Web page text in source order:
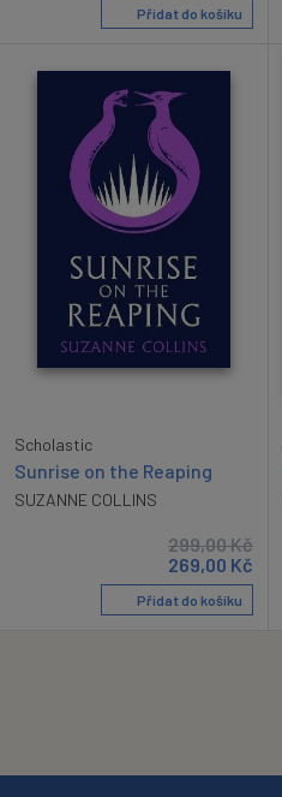
Přidat do košíku
Scholastic
Sunrise on the Reaping
SUZANNE COLLINS
299,00Kč
269,00 Kč
Přidat do košíku